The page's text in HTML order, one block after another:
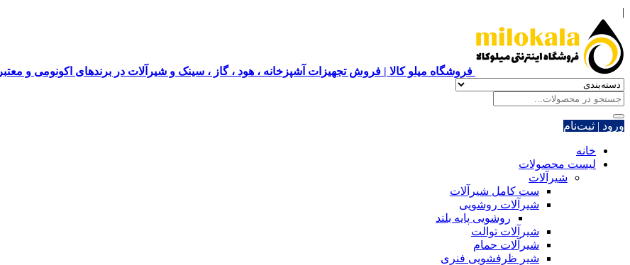
|
فروشگاه میلو کالا | فروش تجهیزات آشپزخانه ، هود ، گاز ، سینک و شیرآلات در برندهای اکونومی و معتبر
ورود | ثبت‌نام
خانه
لیست محصولات
شیرآلات
ست کامل شیرآلات
شیرآلات روشویی
روشویی پایه بلند
شیرآلات توالت
شیرآلات حمام
شیر ظرفشویی فنری